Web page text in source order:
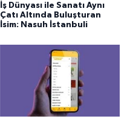
İş Dünyası ile Sanatı Aynı
Çatı Altında Buluşturan
İsim: Nasuh İstanbuli